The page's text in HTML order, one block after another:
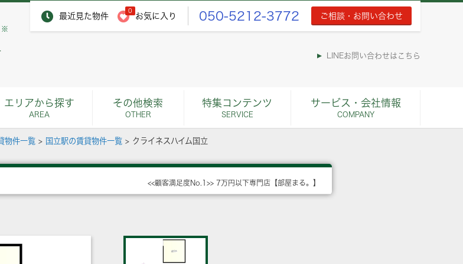
最近見た物件
0
お気に入り 050-5212-3772 ご相談・お問い合わせ
※
LINEお問い合わせはこちら
エリアから探す
AREA
その他検索
OTHER
特集コンテンツ
SERVICE
サービス・会社情報
COMPANY
物件一覧 > 国立駅の賃貸物件一覧 > クライネスハイム国立
<<顧客満足度No.1>> 7万円以下専門店【部屋まる。】